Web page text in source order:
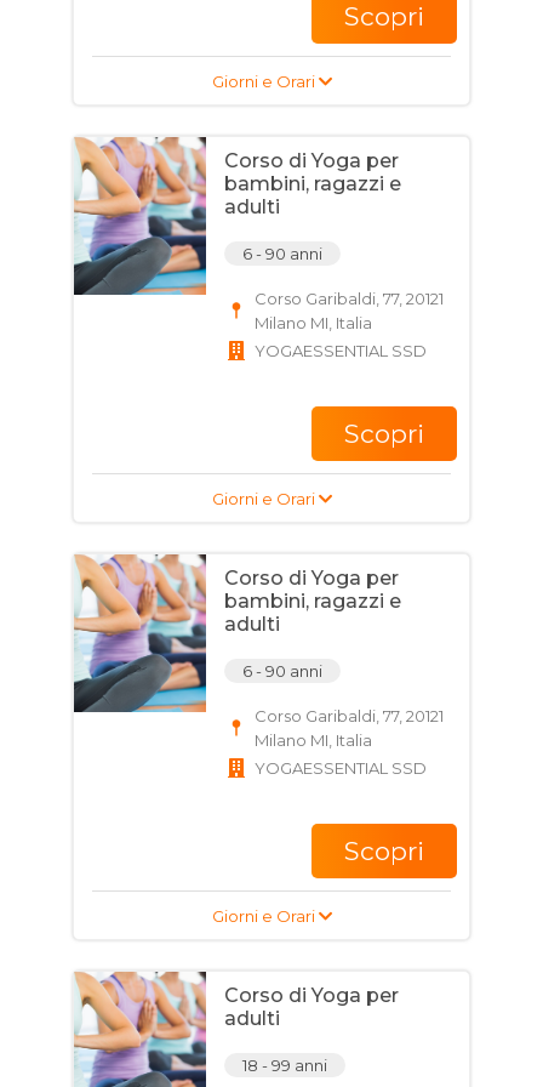
Scopri
Giorni e Orari
Corso di Yoga per
bambini, ragazzi e
adulti
6 - 90 anni
Corso Garibaldi, 77, 20121
Milano MI, Italia
YOGAESSENTIAL SSD
Scopri
Giorni e Orari
Corso di Yoga per
bambini, ragazzi e
adulti
6 - 90 anni
Corso Garibaldi, 77, 20121
Milano MI, Italia
YOGAESSENTIAL SSD
Scopri
Giorni e Orari
Corso di Yoga per
adulti
18 - 99 anni